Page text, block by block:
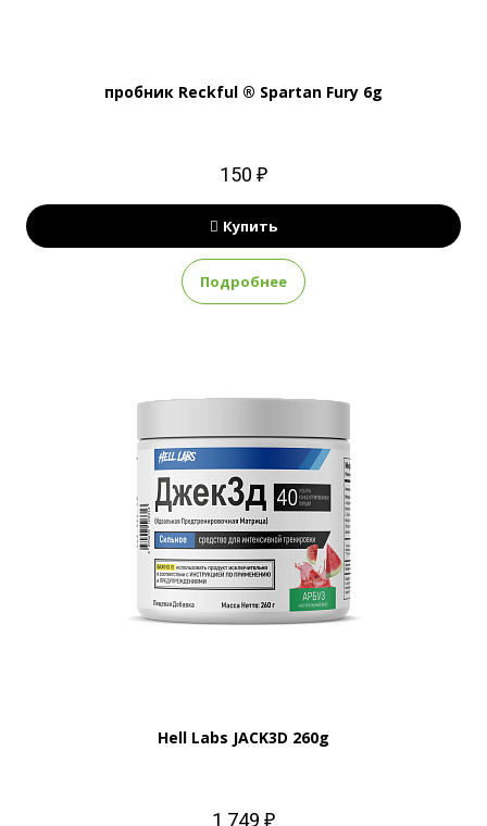
пробник Reckful ® Spartan Fury 6g
150 ₽
Купить
Подробнее
Hell Labs JACK3D 260g